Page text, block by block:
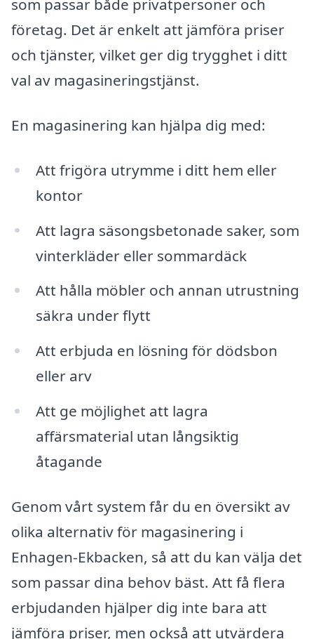
som passar både privatpersoner och
företag. Det är enkelt att jämföra priser
och tjänster, vilket ger dig trygghet i ditt
val av magasineringstjänst.
En magasinering kan hjälpa dig med:
Att frigöra utrymme i ditt hem eller
kontor
Att lagra säsongsbetonade saker, som
vinterkläder eller sommardäck
Att hålla möbler och annan utrustning
säkra under flytt
Att erbjuda en lösning för dödsbon
eller arv
Att ge möjlighet att lagra
affärsmaterial utan långsiktig
åtagande
Genom vårt system får du en översikt av
olika alternativ för magasinering i
Enhagen-Ekbacken, så att du kan välja det
som passar dina behov bäst. Att få flera
erbjudanden hjälper dig inte bara att
jämföra priser, men också att utvärdera